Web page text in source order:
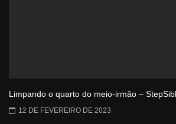
Limpando o quarto do meio-irmão –
12 DE FEVEREIRO DE 2023